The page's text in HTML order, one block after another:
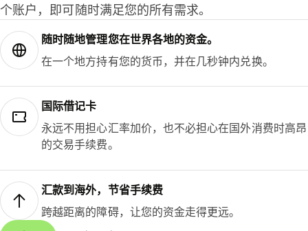
个账户，即可随时满足您的所有需求。
随时随地管理您在世界各地的资金。
在一个地方持有您的货币，并在几秒钟内兑换。
国际借记卡
永远不用担心汇率加价，也不必担心在国外消费时高昂
的交易手续费。
汇款到海外，节省手续费
跨越距离的障碍，让您的资金走得更远。